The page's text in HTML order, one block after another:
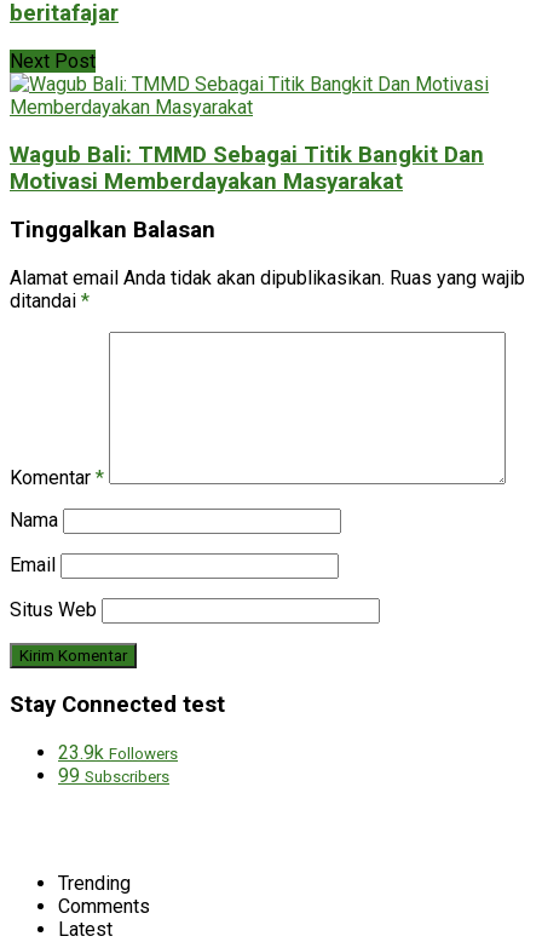
beritafajar
Next Post
Wagub Bali: TMMD Sebagai Titik Bangkit Dan
Motivasi Memberdayakan Masyarakat
Tinggalkan Balasan
Alamat email Anda tidak akan dipublikasikan. Ruas yang wajib
ditandai *
Komentar *
Nama
Email
Situs Web
Stay Connected test
23.9k Followers
99 Subscribers
Trending
Comments
Latest